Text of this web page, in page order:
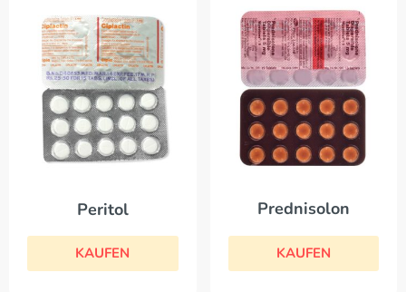
Peritol
KAUFEN
Prednisolon
KAUFEN